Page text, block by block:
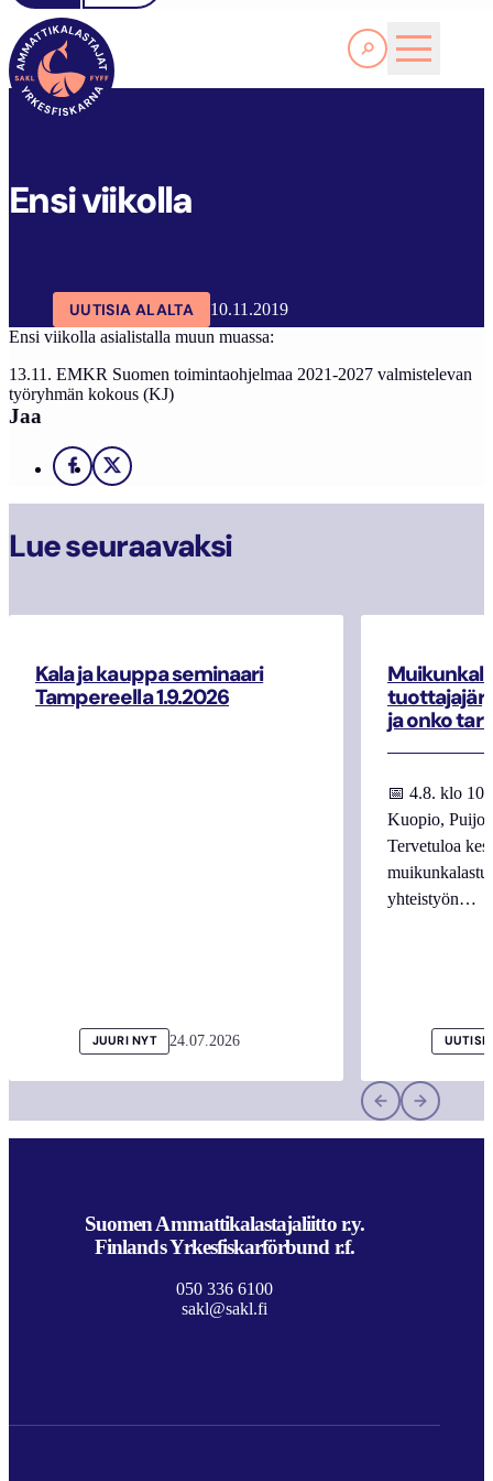
Lue lisää
SAKL
Ensi viikolla
UUTISIA ALALTA
10.11.2019
Ensi viikolla asialistalla muun muassa:
13.11. EMKR Suomen toimintaohjelmaa 2021-2027 valmistelevan
työryhmän kokous (KJ)
Jaa
Facebook
X
Lue seuraavaksi
Kala ja kauppa seminaari
Tampereella 1.9.2026
JUURI NYT 24.07.2026
ja onko
📅 4.8. klo
Kuopio,
Tervetuloa
yhteistyön…
Suomen Ammattikalastajaliitto r.y.
Finlands Yrkesfiskarförbund r.f.
050 336 6100
sakl@sakl.fi